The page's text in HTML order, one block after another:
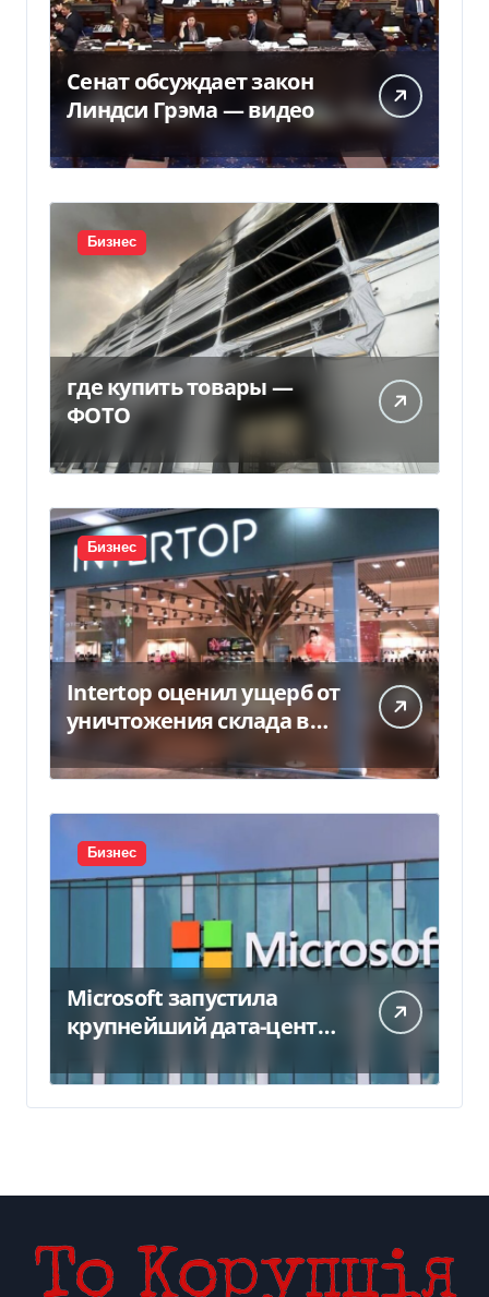
Сенат обсуждает закон
Линдси Грэма — видео
Бизнес
где купить товары —
ФОТО
Бизнес
Intertop оценил ущерб от
уничтожения склада в
450 млн грн
Бизнес
Microsoft запустила
крупнейший дата-центр
миллиарда